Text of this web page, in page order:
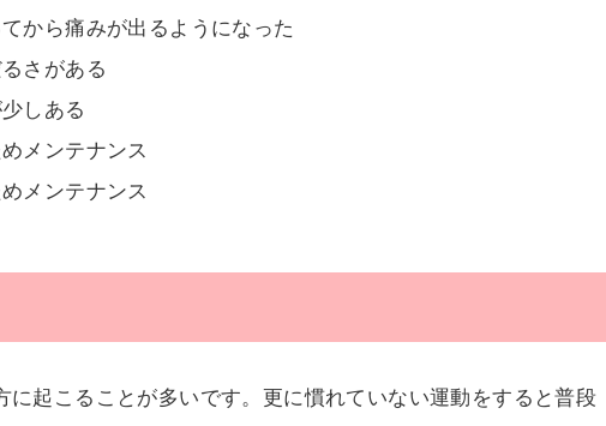
から痛みが出るようになった
さがある
しある
メンテナンス
メンテナンス
に起こることが多いです。更に慣れていない運動をすると普段